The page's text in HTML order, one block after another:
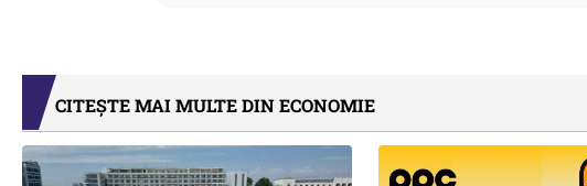
CITEȘTE MAI MULTE DIN ECONOMIE